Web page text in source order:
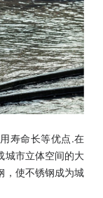
寿命长等优点.在
城市立体空间的大
，使不锈钢成为城